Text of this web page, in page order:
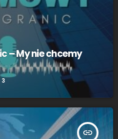
– My nie chcemy
3
insert_link